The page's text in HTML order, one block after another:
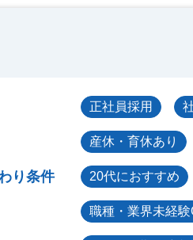
り条件
正社員採用
産休・育休あり
20代におすすめ
職種・業界未経験